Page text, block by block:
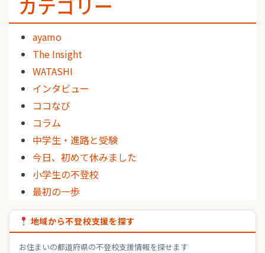
ayamo
The Insight
WATASHI
インタビュー
ココなび
コラム
中学生・進路と受験
今日、初めて休みました
小学生の不登校
最初の一歩
地域から不登校支援を探す
お住まいの都道府県の不登校支援情報を探せます